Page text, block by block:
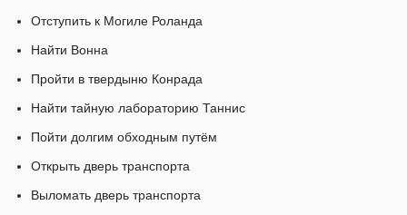
Отступить к Могиле Роланда
Найти Вонна
Пройти в твердыню Конрада
Найти тайную лабораторию Таннис
Пойти долгим обходным путём
Открыть дверь транспорта
Выломать дверь транспорта